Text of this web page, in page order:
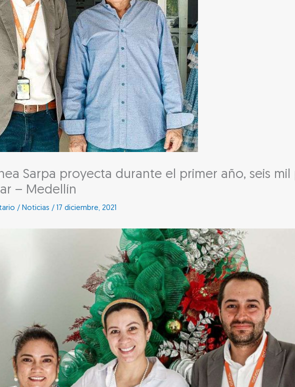
Sarpa proyecta durante el primer año, seis
– Medellín
/ Noticias /17 diciembre, 2021